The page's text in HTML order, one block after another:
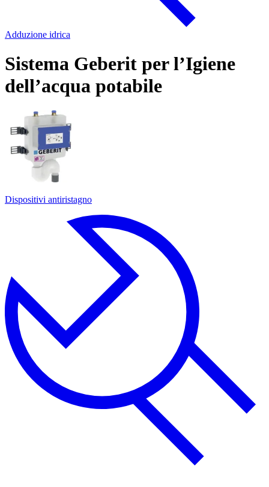
Adduzione idrica
Sistema Geberit per l’Igiene
dell’acqua potabile
Dispositivi antiristagno